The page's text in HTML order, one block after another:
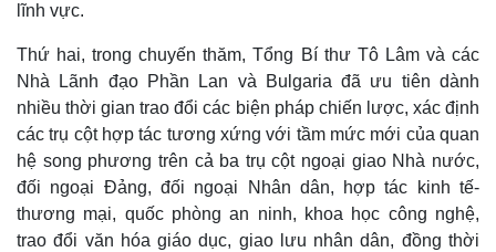
lĩnh vực.
Thứ hai, trong chuyến thăm, Tổng Bí thư Tô Lâm và các
Nhà Lãnh đạo Phần Lan và Bulgaria đã ưu tiên dành
nhiều thời gian trao đổi các biện pháp chiến lược, xác định
các trụ cột hợp tác tương xứng với tầm mức mới của quan
hệ song phương trên cả ba trụ cột ngoại giao Nhà nước,
đối ngoại Đảng, đối ngoại Nhân dân, hợp tác kinh tế-
thương mại, quốc phòng an ninh, khoa học công nghệ,
trao đổi văn hóa giáo dục, giao lưu nhân dân, đồng thời